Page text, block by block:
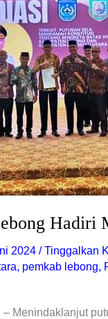
Hadiri
2024 /Tinggalkan
, pemkab lebong,
Menindaklanjut